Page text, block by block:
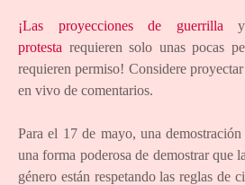
¡Las proyecciones de guerrilla
protesta requieren solo unas pocas
requieren permiso! Considere
en vivo de comentarios.
Para el 17 de mayo, una
una forma poderosa de demostrar que
género están respetando las reglas de